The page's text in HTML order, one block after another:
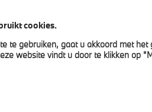
cookies.
te gebruiken, gaat u akkoord met
website vindt u door te klikken op
Snel leverbare wagens